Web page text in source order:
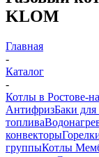
KLOM
Главная
-
Каталог
-
Котлы в Ростове-
АнтифризБаки
топлива
конвекторы
группыКотлы